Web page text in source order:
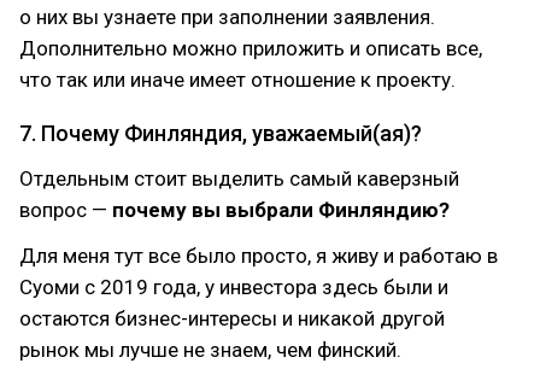
о них вы узнаете при заполнении заявления.
Дополнительно можно приложить и описать все,
что так или иначе имеет отношение к проекту.
7. Почему Финляндия, уважаемый(ая)?
Отдельным стоит выделить самый каверзный
вопрос — почему вы выбрали Финляндию?
Для меня тут все было просто, я живу и работаю в
Суоми с 2019 года, у инвестора здесь были и
остаются бизнес-интересы и никакой другой
рынок мы лучше не знаем, чем финский.